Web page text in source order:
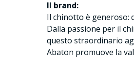
Il brand:
Il chinotto è generoso:
Dalla passione per il
questo straordinario
Abaton promuove la